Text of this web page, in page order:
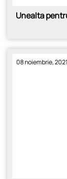
Unealta
08 noiembrie, 2021